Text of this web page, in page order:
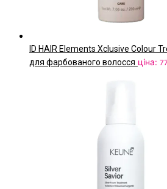
ID HAIR Elements Xclusive Colour
для фарбованого волосся ціна: